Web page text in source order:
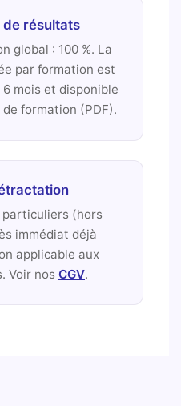
résultats
global : 100 %. La
par formation est
mois et disponible
formation (PDF).
particuliers (hors
immédiat déjà
applicable aux
Voir nos CGV.